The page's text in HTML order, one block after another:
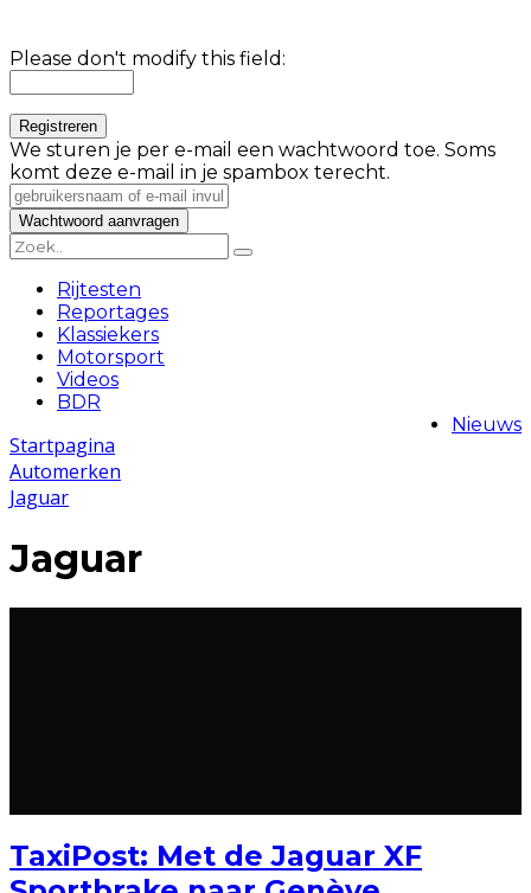
Please don't modify this field:
We sturen je per e-mail een wachtwoord toe. Soms
komt deze e-mail in je spambox terecht.
Rijtesten
Reportages
Klassiekers
Motorsport
Videos
BDR
Nieuws
Startpagina
Automerken
Jaguar
Jaguar
TaxiPost: Met de Jaguar XF